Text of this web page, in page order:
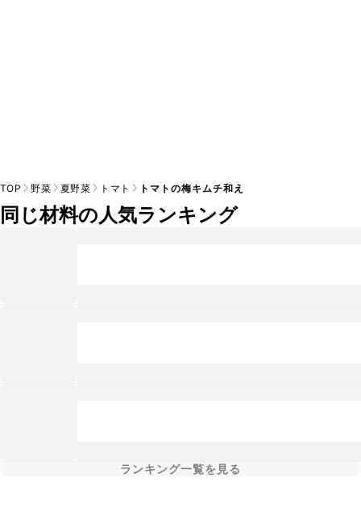
TOP 野菜 夏野菜 トマト トマトの梅キムチ和え
同じ材料の人気ランキング
ランキング一覧を見る